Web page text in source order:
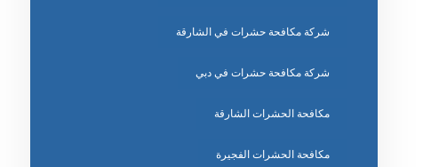
شركة مكافحة حشرات في الشارقة
شركة مكافحة حشرات في دبي
مكافحة الحشرات الشارقة
مكافحة الحشرات الفجيرة